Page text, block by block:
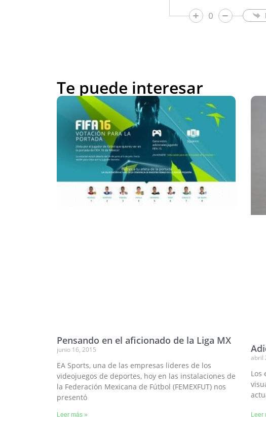
0
Te puede interesar
Pensando en el aficionado de la Liga MX
junio 16, 2015
EA Sports, una de las empresas lideres de los
videojuegos de deportes, hoy en las instalaciones de
la Federación Mexicana de Fútbol (FEMEXFUT) nos
presentó
Leer más »
abril
Los
Leer